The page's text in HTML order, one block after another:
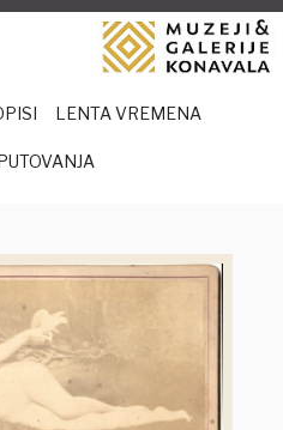
LENTA VREMENA